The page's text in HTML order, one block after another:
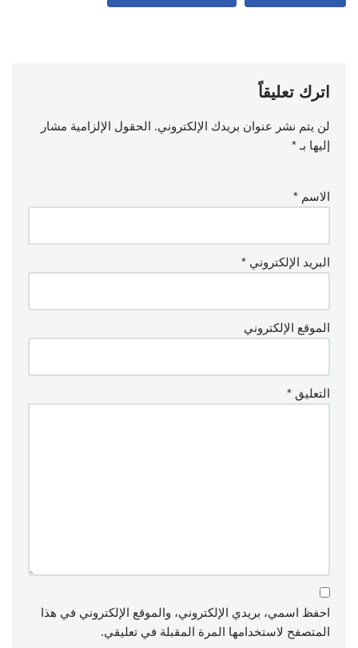
اترك تعليقاً
لن يتم نشر عنوان بريدك الإلكتروني. الحقول الإلزامية مشار
إليها بـ *
الاسم *
البريد الإلكتروني *
الموقع الإلكتروني
التعليق *
احفظ اسمي، بريدي الإلكتروني، والموقع الإلكتروني في هذا
المتصفح لاستخدامها المرة المقبلة في تعليقي.